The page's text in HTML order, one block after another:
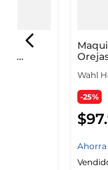
Wahl
-25%
$97.
Ahorra